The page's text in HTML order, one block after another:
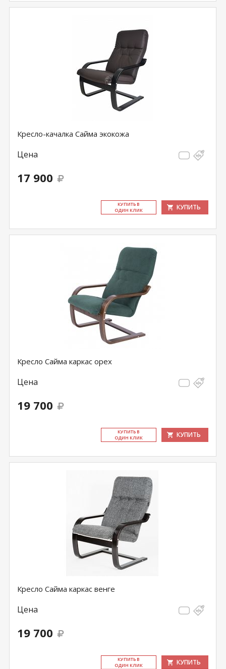
Кресло-качалка Сайма экокожа
Цена
17 900
КУ­ПИТЬ В
ОДИН КЛИК
КУПИТЬ
Кресло Сайма каркас орех
Цена
19 700
КУ­ПИТЬ В
ОДИН КЛИК
КУПИТЬ
Кресло Сайма каркас венге
Цена
19 700
КУ­ПИТЬ В
ОДИН КЛИК
КУПИТЬ